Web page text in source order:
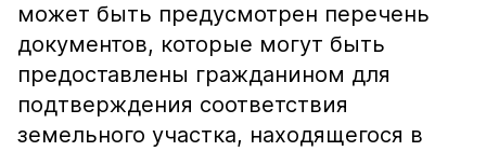
может быть предусмотрен перечень
документов, которые могут быть
предоставлены гражданином для
подтверждения соответствия
земельного участка, находящегося в